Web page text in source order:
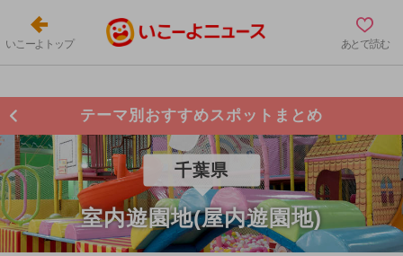
いこーよトップ あとで読む
テーマ別おすすめスポットまとめ
千葉県
室内遊園地(屋内遊園地)